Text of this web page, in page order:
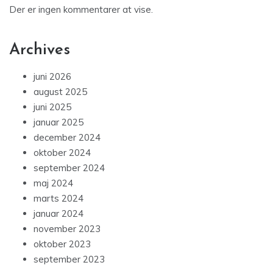
Der er ingen kommentarer at vise.
Archives
juni 2026
august 2025
juni 2025
januar 2025
december 2024
oktober 2024
september 2024
maj 2024
marts 2024
januar 2024
november 2023
oktober 2023
september 2023